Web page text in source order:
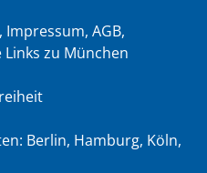
AGB,
zu München
Berlin, Hamburg, Köln,